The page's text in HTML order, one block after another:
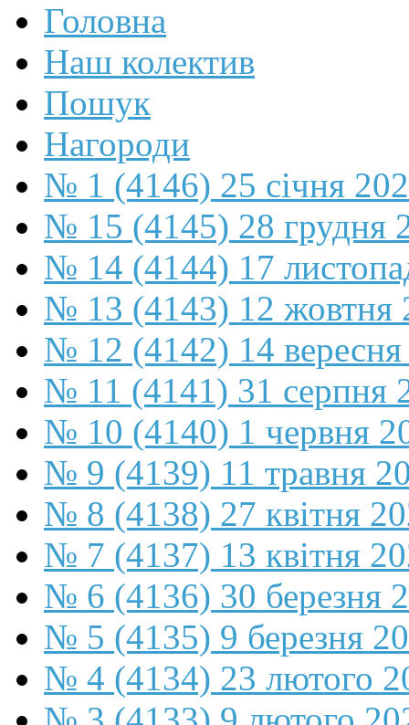
Головна
Наш колектив
Пошук
Нагороди
№ 1 (4146) 25 січня
№ 15 (4145) 28 грудня
№ 14 (4144) 17
№ 13 (4143) 12 жовтня
№ 12 (4142) 14
№ 11 (4141) 31 серпня
№ 10 (4140) 1 червня
№ 9 (4139) 11 травня
№ 8 (4138) 27 квітня
№ 7 (4137) 13 квітня
№ 6 (4136) 30 березня
№ 5 (4135) 9 березня
№ 4 (4134) 23 лютого